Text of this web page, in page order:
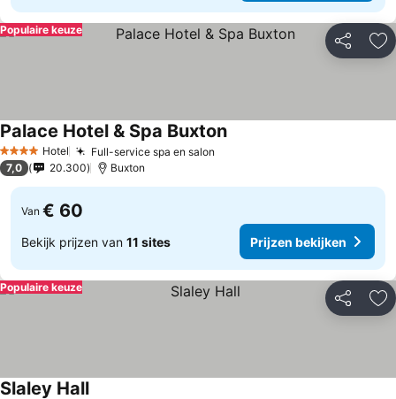
Delen
Populaire keuze
4 SterrenHotel Full-service spa en salon
Palace Hotel & Spa Buxton
7,0 20.300 Buxton
Van € 60
Bekijk prijzen van 11 sites Prijzen bekijken
Delen
Populaire keuze
Slaley Hall